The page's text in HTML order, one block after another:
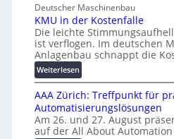
c
h
a
f
f
i
v
e
r
l
A
u
t
Deutscher Maschinenbau
KMU in der Kostenfalle
Die leichte
ist verflogen. Im deutschen
Anlagenbau schnappt die
Weiterlesen:
K
M
U
i
n
AAA Zürich: Treffpunkt für
Automatisierungslösungen
Am 26. und 27. August
auf der All About